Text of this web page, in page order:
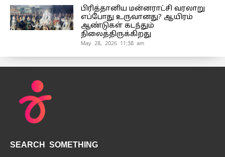
பிரித்தானிய மன்னராட்சி வரலாறு
எப்போது உருவானது? ஆயிரம்
ஆண்டுகள் கடந்தும்
நிலைத்திருக்கிறது
May 28, 2026 11:38 am
SEARCH SOMETHING